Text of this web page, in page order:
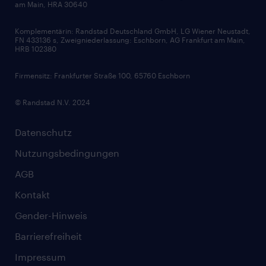
Soft Skills
Skills
Datenschutz
Nutzungsbedingungen
AGB
Kontakt
Gender-Hinweis
Barrierefreiheit
Impressum
am Main, HRA 30640
Komplementärin: Randstad Deutschland GmbH, LG Wiener Neustadt,
FN 433136 s, Zweigniederlassung: Eschborn, AG Frankfurt am Main,
HRB 102380
Firmensitz: Frankfurter Straße 100, 65760 Eschborn
© Randstad N.V. 2024